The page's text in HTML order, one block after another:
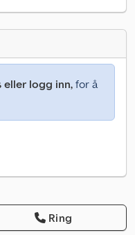
eller logg inn,for å
Ring